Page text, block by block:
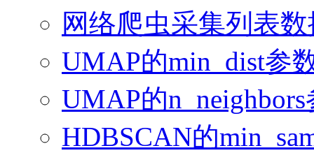
网络爬虫采集列表
UMAP的min_dist参
UMAP的
HDBSCAN的